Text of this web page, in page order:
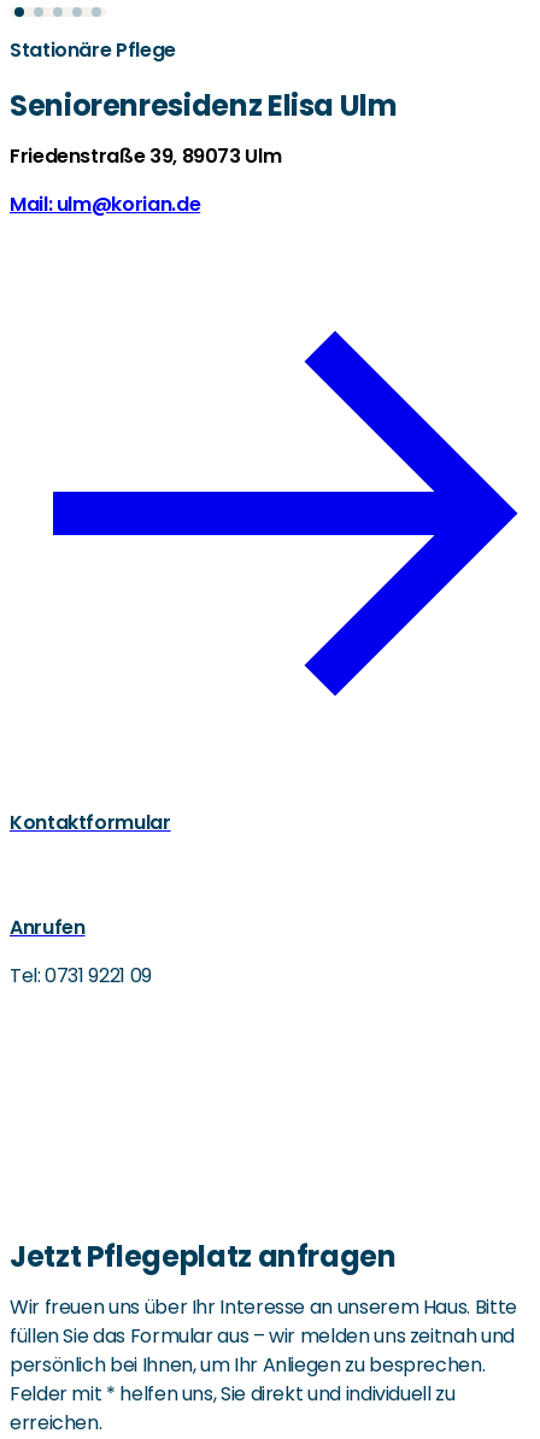
Stationäre Pflege
Seniorenresidenz Elisa Ulm
Friedenstraße 39, 89073 Ulm
Mail: ulm@korian.de
Kontaktformular
Anrufen
Tel: 0731 9221 09
Jetzt Pflegeplatz anfragen
Wir freuen uns über Ihr Interesse an unserem Haus. Bitte
füllen Sie das Formular aus – wir melden uns zeitnah und
persönlich bei Ihnen, um Ihr Anliegen zu besprechen.
Felder mit * helfen uns, Sie direkt und individuell zu
erreichen.